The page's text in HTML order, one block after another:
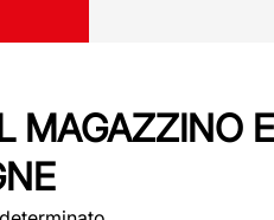
MAGAZZINO E